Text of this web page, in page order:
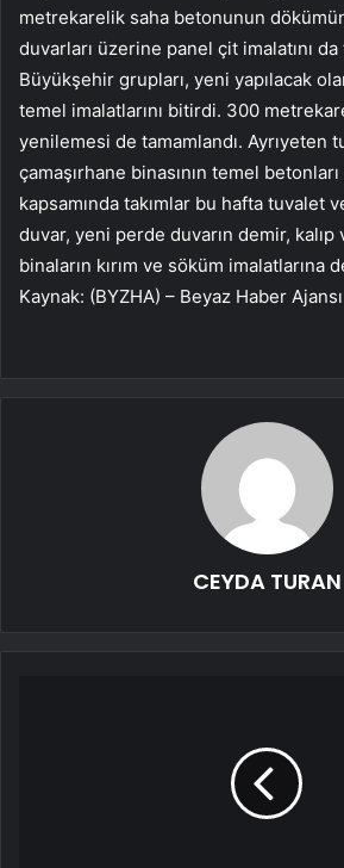
metrekarelik saha betonunun
duvarları üzerine panel çit imalatını
Büyükşehir grupları, yeni yapılacak
temel imalatlarını bitirdi. 300
yenilemesi de tamamlandı. Ayrıyeten
çamaşırhane binasının temel
kapsamında takımlar bu hafta tuvalet
duvar, yeni perde duvarın demir,
binaların kırım ve söküm imalatlarına
Kaynak: (BYZHA) – Beyaz Haber Ajansı
CEYDA TURAN